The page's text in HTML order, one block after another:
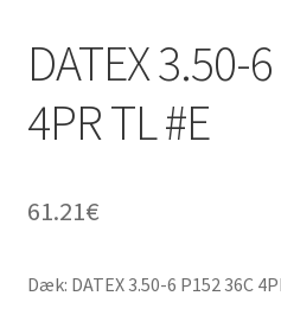
DATEX 3.50-
4PR TL #E
61.21€
Dæk: DATEX 3.50-6 P152 36C